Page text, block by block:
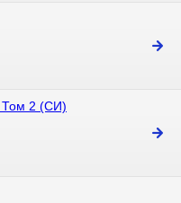
Том 2 (СИ)